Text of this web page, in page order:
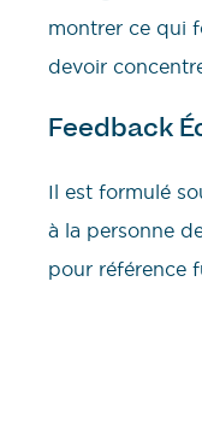
montrer ce qui
devoir
Feedback
Il est formulé
à la personne
pour référence